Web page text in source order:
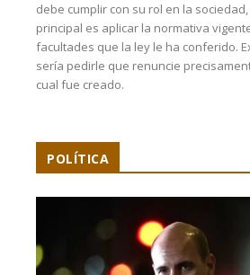
debe cumplir con su rol en la
principal es aplicar la normativa
facultades que la ley le ha conferido.
sería pedirle que renuncie
cual fue creado.
POLÍTICA